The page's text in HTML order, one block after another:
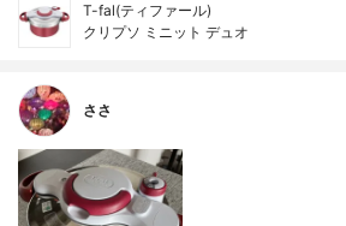
T-fal(ティファール)
クリプソ ミニット デュオ
ささ